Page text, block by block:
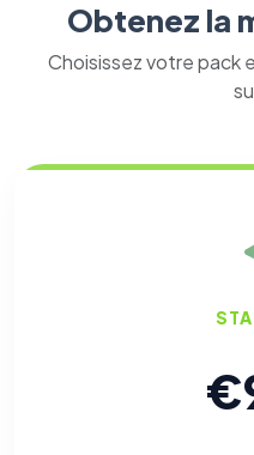
Obtenez la
Choisissez votre pack